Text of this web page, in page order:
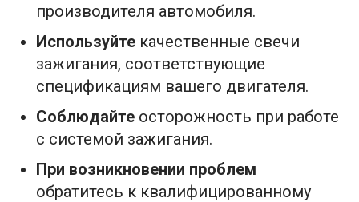
производителя автомобиля.
Используйте качественные свечи
зажигания, соответствующие
спецификациям вашего двигателя.
Соблюдайте осторожность при работе
с системой зажигания.
При возникновении проблем
обратитесь к квалифицированному